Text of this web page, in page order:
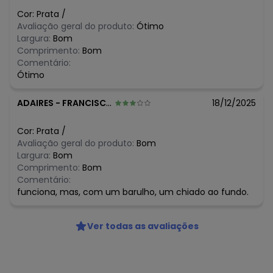
abril/2026
março/2026
fevereiro/2026
Cor: Prata /
Avaliação geral do produto: Ótimo
Largura: Bom
Comprimento: Bom
Comentário:
Ótimo
ADAIRES - FRANCISCO AYRES - PI 18/12/2025
Cor: Prata /
Avaliação geral do produto: Bom
Largura: Bom
Comprimento: Bom
Comentário:
funciona, mas, com um barulho, um chiado ao fundo.
Ver todas as avaliações